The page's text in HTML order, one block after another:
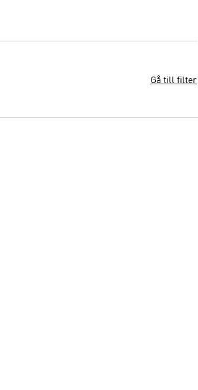
Gå till filter